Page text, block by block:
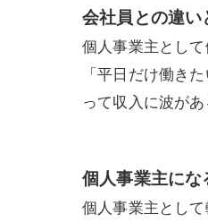
会社員との違
個人事業主とし
「平日だけ働き
って収入に波が
個人事業主に
個人事業主とし